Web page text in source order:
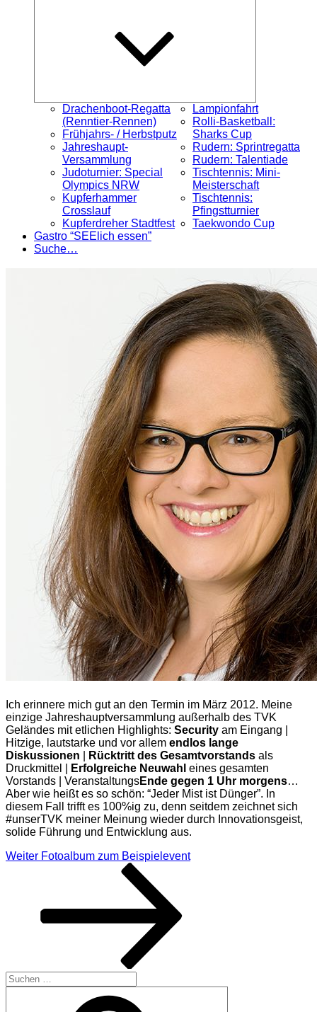
Drachenboot-Regatta
(Renntier-Rennen)
Frühjahrs- / Herbstputz
Jahreshaupt-
Versammlung
Judoturnier: Special
Olympics NRW
Kupferhammer
Crosslauf
Kupferdreher Stadtfest
Lampionfahrt
Rolli-Basketball:
Sharks Cup
Rudern: Sprintregatta
Rudern: Talentiade
Tischtennis: Mini-
Meisterschaft
Tischtennis:
Pfingstturnier
Taekwondo Cup
Gastro “SEElich essen”
Suche…
Ich erinnere mich gut an den Termin im März 2012. Meine
einzige Jahreshauptversammlung außerhalb des TVK
Geländes mit etlichen Highlights: Security am Eingang |
Hitzige, lautstarke und vor allem endlos lange
Diskussionen
Rücktritt des Gesamtvorstands als
Druckmittel |
Erfolgreiche Neuwahl eines gesamten
Vorstands | VeranstaltungsEnde gegen 1 Uhr morgens…
Aber wie heißt es so schön: “Jeder Mist ist Dünger”. In
diesem Fall trifft es 100%ig zu, denn seitdem zeichnet sich
#unserTVK meiner Meinung wieder durch Innovationsgeist,
solide Führung und Entwicklung aus.
Beitragsnavigation
Nächster
Weiter Fotoalbum zum Beispielevent
Suchen
nach: